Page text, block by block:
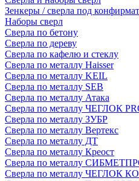
Зенкеры / сверла под конфирмат
Наборы сверл
Сверла по бетону
Сверла по дереву
Сверла по кафелю и стеклу
Сверла по металлу Haisser
Сверла по металлу KEIL
Сверла по металлу SEB
Сверла по металлу Атака
Сверла по металлу ЧЕГЛОК
Сверла по металлу ЗУБР
Сверла по металлу Вертекс
Сверла по металлу ДТ
Сверла по металлу Креост
Сверла по металлу
Сверла по металлу ЧЕГЛОК